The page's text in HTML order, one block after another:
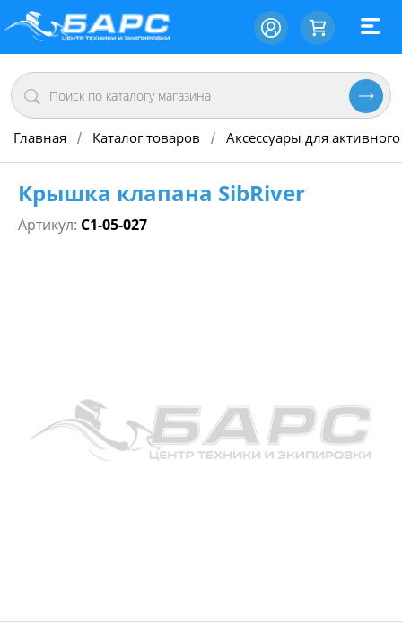
Главная / Каталог товаров / Аксессуары для
Крышка клапана SibRiver
Артикул: С1-05-027